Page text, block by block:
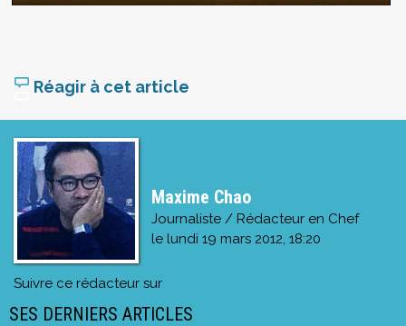
Réagir à cet article
Maxime Chao
Journaliste / Rédacteur en Chef
le lundi 19 mars 2012, 18:20
Suivre ce rédacteur sur
SES DERNIERS ARTICLES